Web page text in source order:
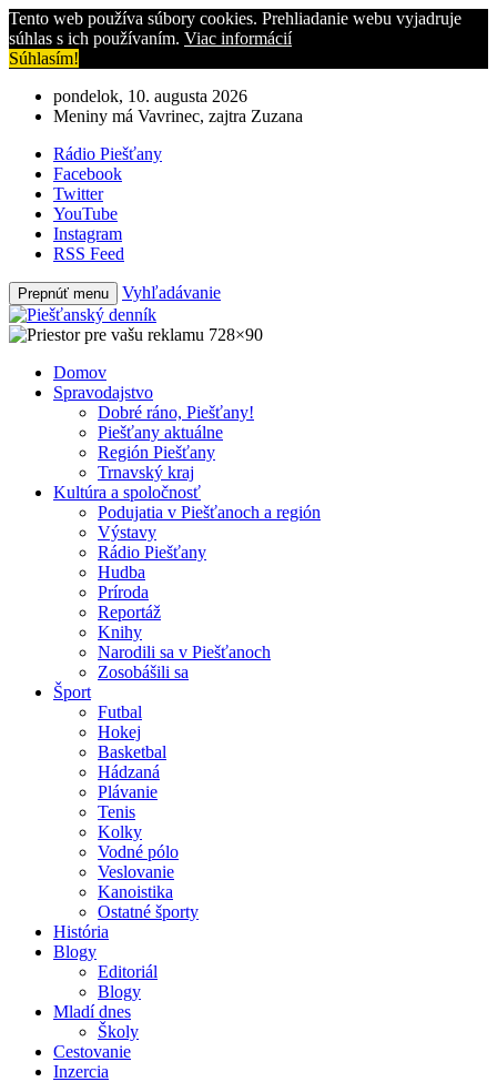
Tento web používa súbory cookies. Prehliadanie webu vyjadruje
súhlas s ich používaním. Viac informácií
Súhlasím!
pondelok, 10. augusta 2026
Meniny má Vavrinec, zajtra Zuzana
Rádio Piešťany
Facebook
Twitter
YouTube
Instagram
RSS Feed
Prepnúť menu Vyhľadávanie
Domov
Spravodajstvo
Dobré ráno, Piešťany!
Piešťany aktuálne
Región Piešťany
Trnavský kraj
Kultúra a spoločnosť
Podujatia v Piešťanoch a región
Výstavy
Rádio Piešťany
Hudba
Príroda
Reportáž
Knihy
Narodili sa v Piešťanoch
Zosobášili sa
Šport
Futbal
Hokej
Basketbal
Hádzaná
Plávanie
Tenis
Kolky
Vodné pólo
Veslovanie
Kanoistika
Ostatné športy
História
Blogy
Editoriál
Blogy
Mladí dnes
Školy
Cestovanie
Inzercia